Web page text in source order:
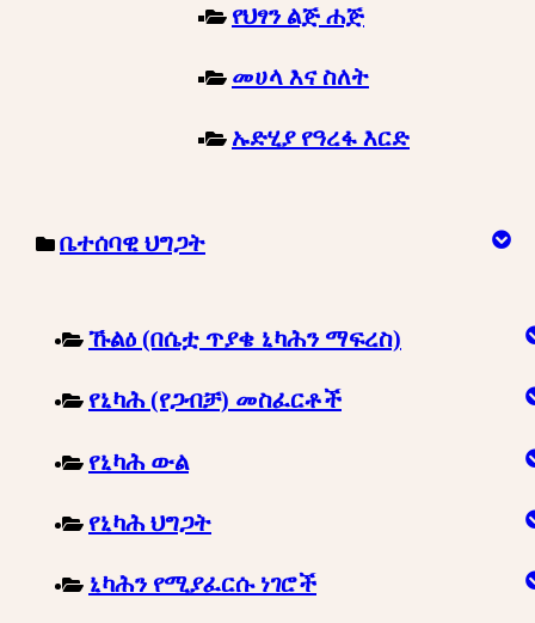
የህፃን ልጅ ሐጅ
መሀላ እና ስለት
ኡድሂያ የዓረፋ እርድ
ቤተሰባዊ ህግጋት
ኹልዕ (በሴቷ ጥያቄ ኒካሕን ማፍረስ)
የኒካሕ (የጋብቻ) መስፈርቶች
የኒካሕ ውል
የኒካሕ ህግጋት
ኒካሕን የሚያፈርሱ ነገሮች